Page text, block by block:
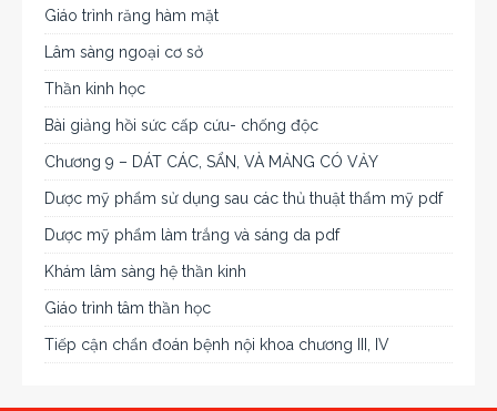
Giáo trình răng hàm mặt
Lâm sàng ngoại cơ sở
Thần kinh học
Bài giảng hồi sức cấp cứu- chống độc
Chương 9 – DÁT CÁC, SẨN, VÀ MẢNG CÓ VẢY
Dược mỹ phẩm sử dụng sau các thủ thuật thẩm mỹ pdf
Dược mỹ phẩm làm trắng và sáng da pdf
Khám lâm sàng hệ thần kinh
Giáo trình tâm thần học
Tiếp cận chẩn đoán bệnh nội khoa chương III, IV